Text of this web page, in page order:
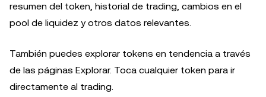
resumen del token, historial de trading, cambios en el
pool de liquidez y otros datos relevantes.
También puedes explorar tokens en tendencia a través
de las páginas Explorar. Toca cualquier token para ir
directamente al trading.